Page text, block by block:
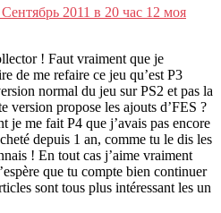
2011 в 20 час 12 моя
! Faut vraiment que je
de me refaire ce jeu qu’est P3
normal du jeu sur PS2 et pas la
version propose les ajouts d’FES ?
je me fait P4 que j’avais pas encore
depuis 1 an, comme tu le dis les
! En tout cas j’aime vraiment
que tu compte bien continuer
sont tous plus intéressant les un